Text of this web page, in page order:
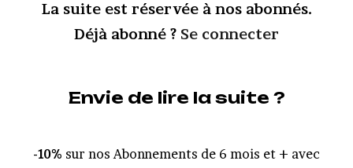
La suite est réservée à nos abonnés.
Déjà abonné ? Se connecter
Envie de lire la suite ?
-10% sur nos Abonnements de 6 mois et + avec